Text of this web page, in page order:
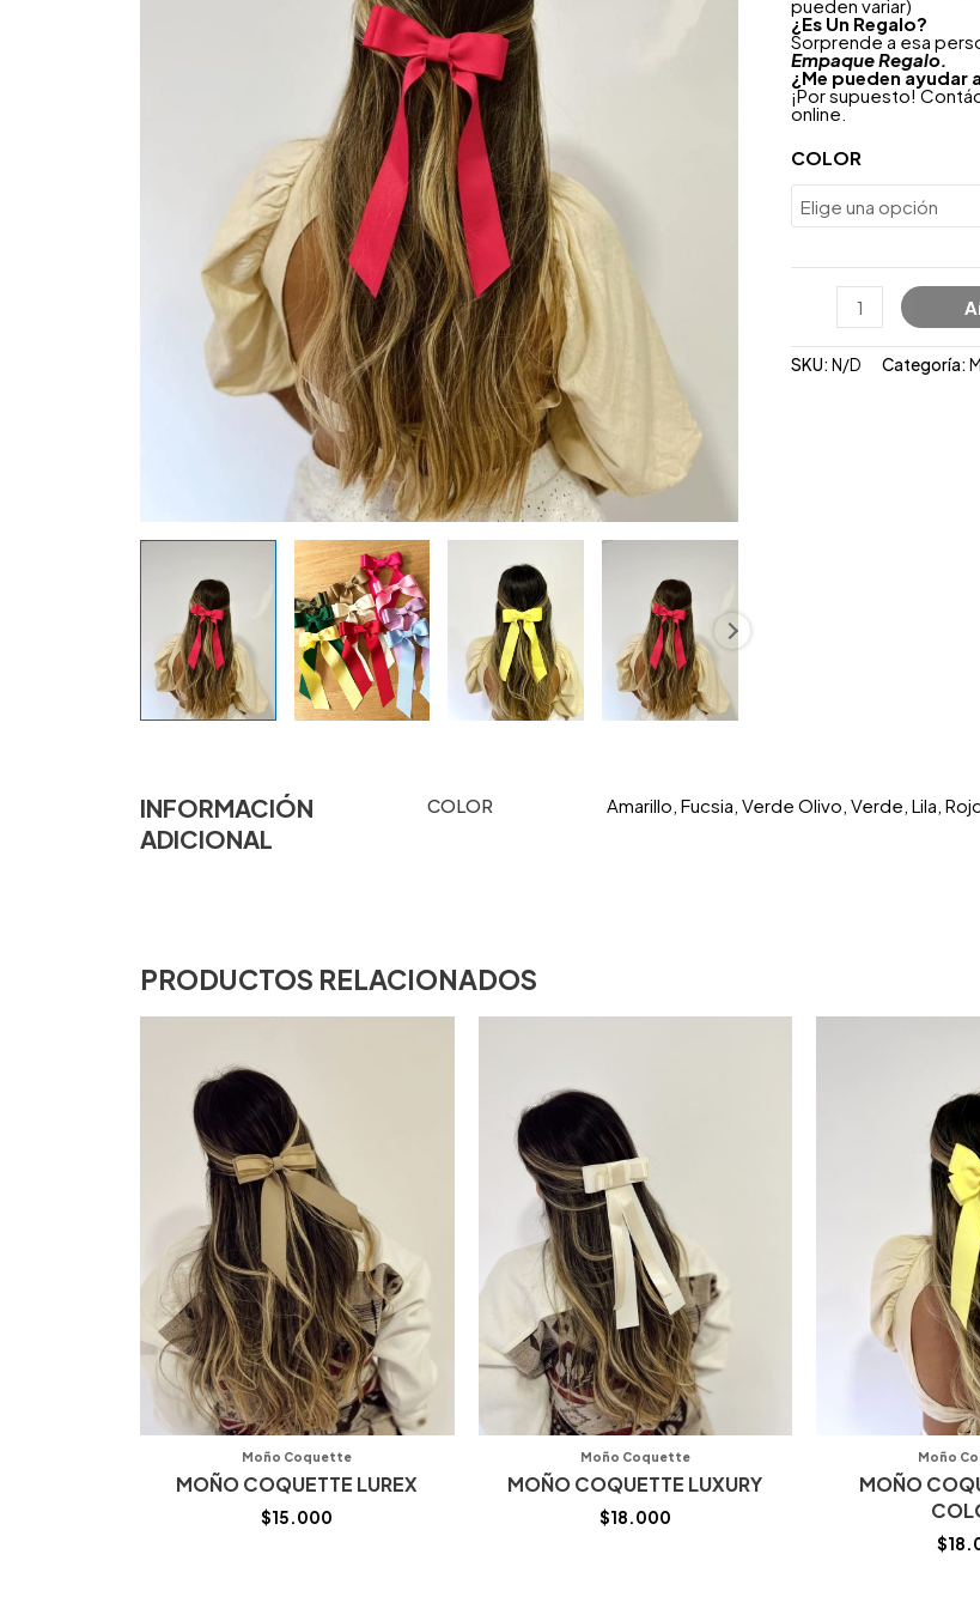
pueden variar)
¿ Es Un Regalo?
Sorprende a esa
Empaque Regalo.
¿Me pueden ayudar
¡Por supuesto!
online.
COLOR
SKU: N/D Categoría:
INFORMACIÓN
ADICIONAL
COLOR Amarillo, Fucsia, Verde Olivo, Verde, Lila,
PRODUCTOS RELACIONADOS
Moño Coquette
MOÑO COQUETTE LUREX
$15.000
Moño Coquette
MOÑO COQUETTE LUXURY
$18.000
Moño
MOÑO
$